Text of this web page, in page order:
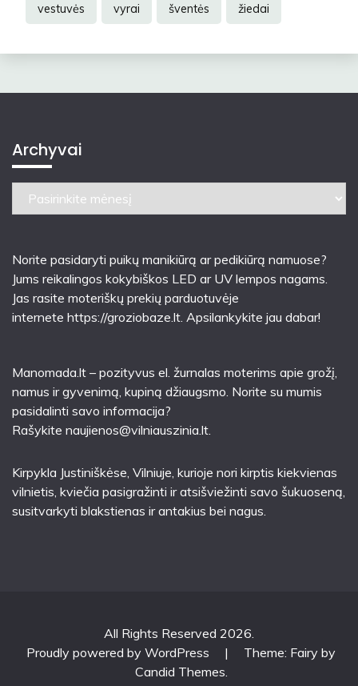
vestuvės vyrai šventės žiedai
Archyvai
Archyvai
Norite pasidaryti puikų manikiūrą ar pedikiūrą namuose?
Jums reikalingos kokybiškos LED ar UV lempos nagams.
Jas rasite moteriškų prekių parduotuvėje
internete https://groziobaze.lt. Apsilankykite jau dabar!
Manomada.lt – pozityvus el. žurnalas moterims apie grožį,
namus ir gyvenimą, kupiną džiaugsmo. Norite su mumis
pasidalinti savo informacija?
Rašykite naujienos@vilniauszinia.lt.
Kirpykla Justiniškėse, Vilniuje, kurioje nori kirptis kiekvienas
vilnietis, kviečia pasigražinti ir atsišviežinti savo šukuoseną,
susitvarkyti blakstienas ir antakius bei nagus.
All Rights Reserved 2026.
Proudly powered by WordPress
|
Theme: Fairy by
Candid Themes